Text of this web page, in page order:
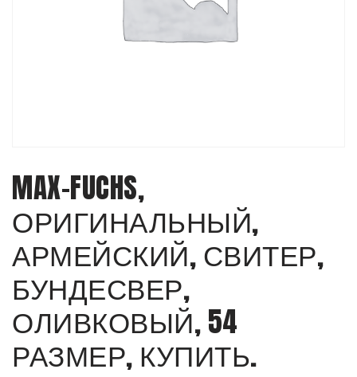
MAX-FUCHS,
ОРИГИНАЛЬНЫЙ,
АРМЕЙСКИЙ, СВИТЕР,
БУНДЕСВЕР,
ОЛИВКОВЫЙ, 54
РАЗМЕР, КУПИТЬ.